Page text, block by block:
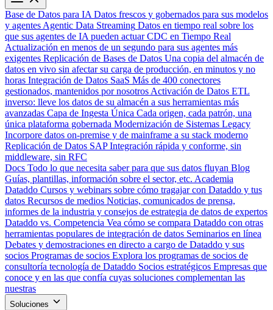
Base de Datos para IA Datos frescos y gobernados para sus modelos
y agentes Agentic Data Streaming Datos en tiempo real sobre los
que sus agentes de IA pueden actuar CDC en Tiempo Real
Actualización en menos de un segundo para sus agentes más
exigentes Replicación de Bases de Datos Una copia del almacén de
datos en vivo sin afectar su carga de producción, en minutos y no
horas Integración de Datos SaaS Más de 400 conectores
gestionados, mantenidos por nosotros Activación de Datos ETL
inverso: lleve los datos de su almacén a sus herramientas más
avanzadas Capa de Ingesta Única Cada origen, cada patrón, una
única plataforma gobernada Modernización de Sistemas Legacy
Incorpore datos on-premise y de mainframe a su stack moderno
Replicación de Datos SAP Integración rápida y conforme, sin
middleware, sin RFC
Docs Todo lo que necesita saber para que sus datos fluyan Blog
Guías, plantillas, información sobre el sector, etc. Academia
Dataddo Cursos y webinars sobre cómo tragajar con Dataddo y tus
datos Recursos de medios Noticias, comunicados de prensa,
informes de la industria y consejos de estrategia de datos de expertos
Dataddo vs. Competencia Vea cómo se compara Dataddo con otras
herramientas populares de integración de datos Seminarios en línea
Debates y demostraciones en directo a cargo de Dataddo y sus
socios Programas de socios Explora los programas de socios de
consultoría tecnología de Dataddo Socios estratégicos Empresas que
conoce y en las que confía cuyas soluciones complementan las
nuestras
Soluciones